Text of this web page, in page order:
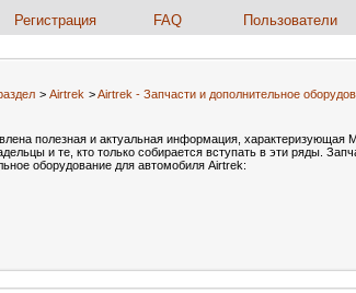
Регистрация FAQ Пользователи
> Airtrek >Airtrek - Запчасти и дополнительное
полезная и актуальная информация, характеризующая
и те, кто только собирается вступать в эти ряды.
оборудование для автомобиля Airtrek: